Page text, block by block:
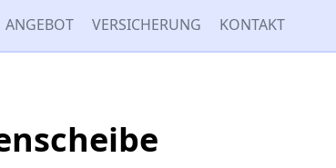
ANGEBOT VERSICHERUNG KONTAKT